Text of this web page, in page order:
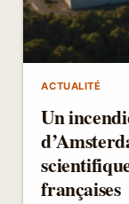
ACTUALITÉ
Un
françaises